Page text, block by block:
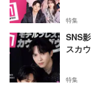
特集
SNS
スカ
特集